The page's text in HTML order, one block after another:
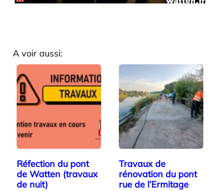
A voir aussi:
Réfection du pont
de Watten (travaux
de nuit)
Travaux de
rénovation du pont
rue de l’Ermitage